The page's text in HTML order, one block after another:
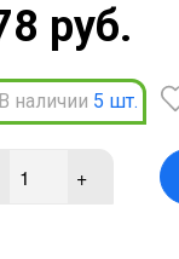
руб.
В наличии 5 шт.
+